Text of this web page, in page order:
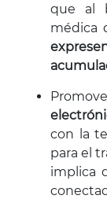
que al
médica
con la
para el
implica